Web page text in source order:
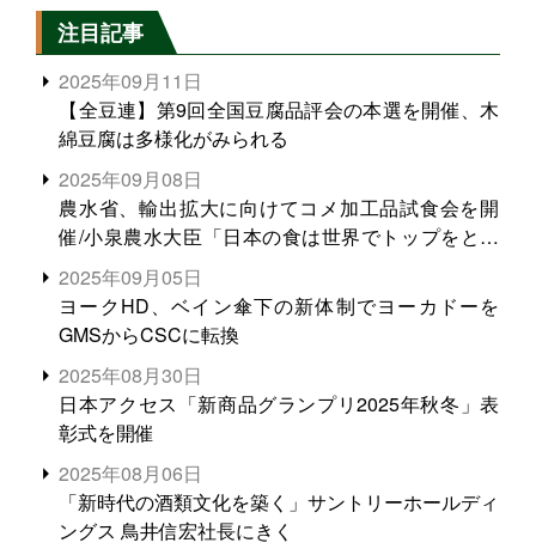
注目記事
2025年09月11日
【全豆連】第9回全国豆腐品評会の本選を開催、木
綿豆腐は多様化がみられる
2025年09月08日
農水省、輸出拡大に向けてコメ加工品試食会を開
催/小泉農水大臣「日本の食は世界でトップをとれ
る。米増産に向けて、米輸出需要の拡大を」
2025年09月05日
ヨークHD、ベイン傘下の新体制でヨーカドーを
GMSからCSCに転換
2025年08月30日
日本アクセス「新商品グランプリ2025年秋冬」表
彰式を開催
2025年08月06日
「新時代の酒類文化を築く」サントリーホールディ
ングス 鳥井信宏社長にきく